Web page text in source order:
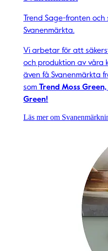
Trend Sage-fronten
Svanenmärkta.
Vi arbetar för att
och produktion av våra
även få Svanenmärkta
somTrend Moss
Green!
Läs mer om